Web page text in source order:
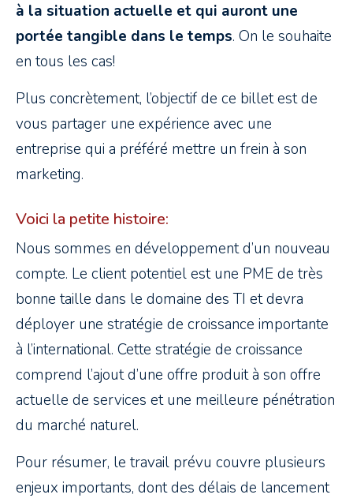
à la situation actuelle et qui auront une
portée tangible dans le temps. On le souhaite
en tous les cas!
Plus concrètement, l’objectif de ce billet est de
vous partager une expérience avec une
entreprise qui a préféré mettre un frein à son
marketing.
Voici la petite histoire:
Nous sommes en développement d’un nouveau
compte. Le client potentiel est une PME de très
bonne taille dans le domaine des TI et devra
déployer une stratégie de croissance importante
à l’international. Cette stratégie de croissance
comprend l’ajout d’une offre produit à son offre
actuelle de services et une meilleure pénétration
du marché naturel.
Pour résumer, le travail prévu couvre plusieurs
enjeux importants, dont des délais de lancement